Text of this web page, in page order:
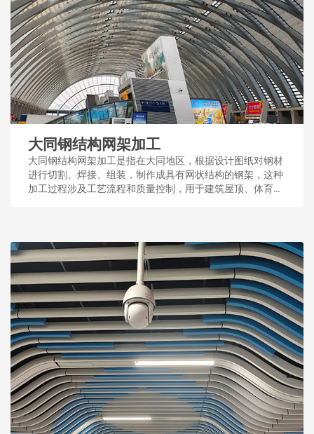
大同钢结构网架加工
大同钢结构网架加工是指在大同地区，根据设计图纸对钢材
进行切割、焊接、组装，制作成具有网状结构的钢架，这种
加工过程涉及工艺流程和质量控制，用于建筑屋顶、体育场